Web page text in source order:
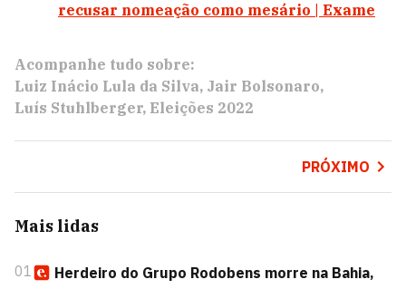
recusar nomeação como mesário | Exame
Acompanhe tudo sobre:
Luiz Inácio Lula da Silva Jair Bolsonaro
Luís Stuhlberger Eleições 2022
PRÓXIMO
Mais lidas
01
Herdeiro do Grupo Rodobens morre na Bahia,